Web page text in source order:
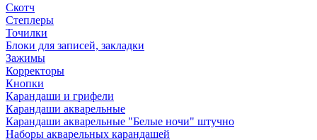
Скотч
Степлеры
Точилки
Блоки для записей, закладки
Зажимы
Корректоры
Кнопки
Карандаши и грифели
Карандаши акварельные
Карандаши акварельные "Белые ночи" штучно
Наборы акварельных карандашей